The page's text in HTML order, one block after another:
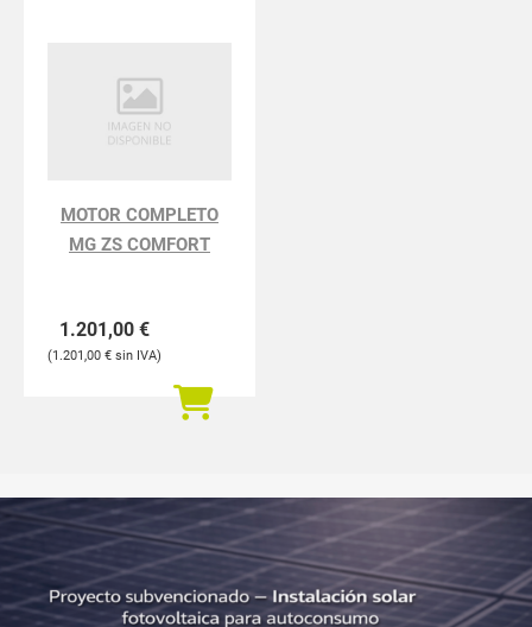
MOTOR COMPLETO
MG ZS COMFORT
1.201,00 €
1.201,00 €